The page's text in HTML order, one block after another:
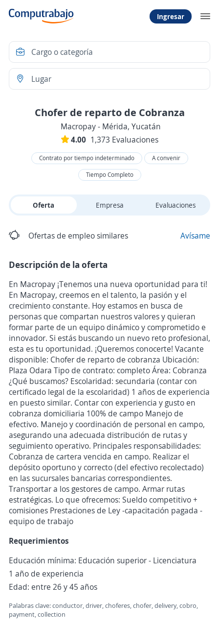
Ingresar
Chofer de reparto de Cobranza
Macropay - Mérida, Yucatán
4.00 1,373 Evaluaciones
Contrato por tiempo indeterminado
A convenir
Tiempo Completo
Oferta Empresa Evaluaciones
Ofertas de empleo similares Avísame
Descripción de la oferta
En Macropay ¡Tenemos una nueva oportunidad para ti!
En Macropay, creemos en el talento, la pasión y el
crecimiento constante. Hoy estamos en busca de
personas que compartan nuestros valores y quieran
formar parte de un equipo dinámico y comprometido e
innovador. Si estás buscando un nuevo reto profesional,
esta es tu oportunidad. ¡Queremos conocerte! Vacante
disponible: Chofer de reparto de cobranza Ubicación:
Plaza Odara Tipo de contrato: completo Área: Cobranza
¿Qué buscamos? Escolaridad: secundaria (contar con
certificado legal de la escolaridad) 1 años de experiencia
en puesto similar. Contar con experiencia y gusto en
cobranza domiciliaria 100% de campo Manejo de
efectivo. Manejo y coordinación de personal en campo,
asegurando una adecuada distribución de rutas y
seguimiento operativo. Principales responsabilidades:
Cobranza de cartera vencida en campo. Realizar el
depósito oportuno y correcto (del efectivo recolectado)
en las sucursales bancarias correspondientes.
Transportar a los gestores de campo. Armar rutas
estratégicas. Lo que ofrecemos: Sueldo competitivo +
comisiones Prestaciones de Ley -capacitación pagada -
equipo de trabajo
Requerimientos
Educación mínima: Educación superior - Licenciatura
1 año de experiencia
Edad: entre 26 y 45 años
Palabras clave: conductor, driver, choferes, chofer, delivery, cobro,
payment, collection